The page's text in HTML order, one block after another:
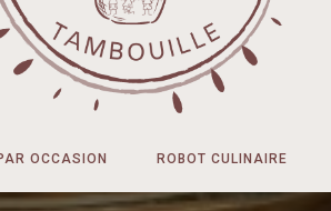
OCCASION ROBOT CULINAIRE